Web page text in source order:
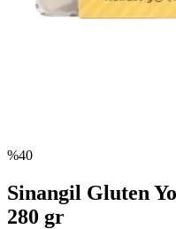
%40
Sinangil Gluten
280 gr